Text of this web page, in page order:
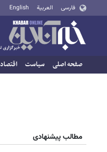
فارسی العربية English
صفحه اصلی سیاست اقتصاد
مطالب پیشنهادی